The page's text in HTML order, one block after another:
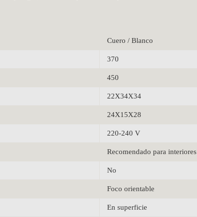
Cuero / Blanco
370
450
22X34X34
24X15X28
220-240 V
Recomendado para interiores
No
Foco orientable
En superficie